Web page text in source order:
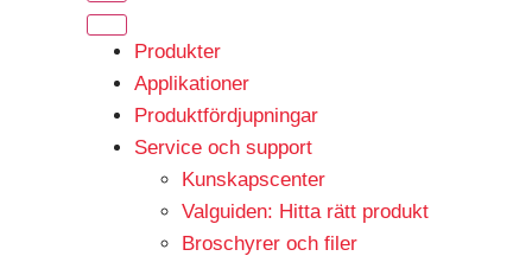
Produkter
Applikationer
Produktfördjupningar
Service och support
Kunskapscenter
Valguiden: Hitta rätt produkt
Broschyrer och filer